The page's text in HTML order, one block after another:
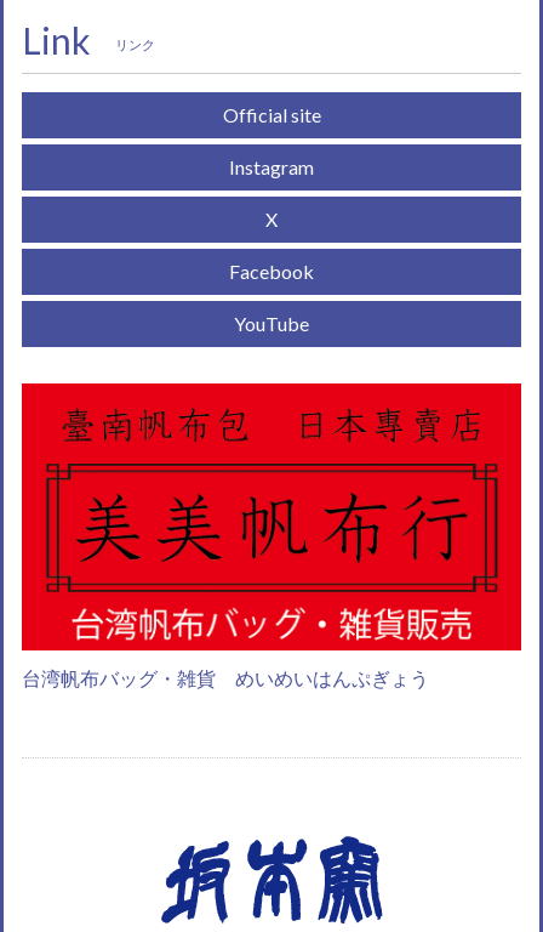
Link リンク
Official site
Instagram
X
Facebook
YouTube
台湾帆布バッグ・雑貨 めいめいはんぷぎょう